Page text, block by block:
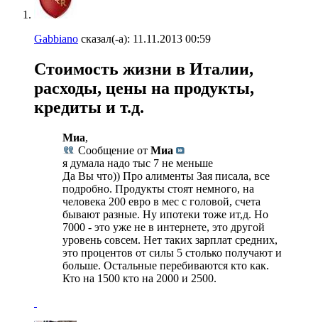
Gabbiano сказал(-а): 11.11.2013 00:59
Стоимость жизни в Италии,
расходы, цены на продукты,
кредиты и т.д.
Миа,
Сообщение от Миа
я думала надо тыс 7 не меньше
Да Вы что)) Про алименты Зая писала, все
подробно. Продукты стоят немного, на
человека 200 евро в мес с головой, счета
бывают разные. Ну ипотеки тоже ит,д. Но
7000 - это уже не в интернете, это другой
уровень совсем. Нет таких зарплат средних,
это процентов от силы 5 столько получают и
больше. Остальные перебиваются кто как.
Кто на 1500 кто на 2000 и 2500.